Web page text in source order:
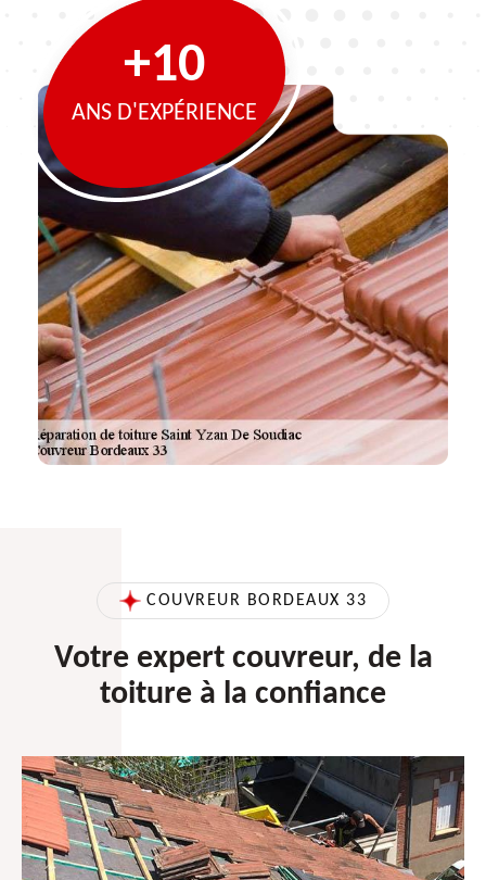
+10
ANS D'EXPÉRIENCE
COUVREUR BORDEAUX 33
Votre expert couvreur, de la
toiture à la confiance